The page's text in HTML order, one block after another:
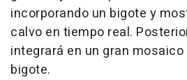
incorporando un bigote y
calvo en tiempo real.
integrará en un gran
bigote.